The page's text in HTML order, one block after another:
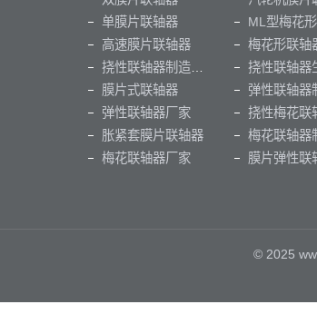
单膜片联轴器
高速膜片联轴器
梅花形联轴
膜片式联轴器
弹性联轴器厂家
挠性梅花联
胀紧套膜片联轴器
梅花联轴器厂家
膜片弹性联
© 2025